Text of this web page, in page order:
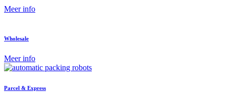
Meer info
Wholesale
Meer info
Parcel & Express